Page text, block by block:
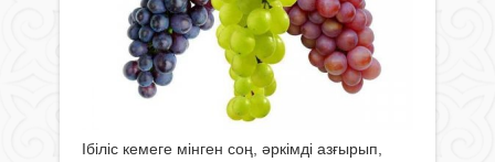
Ібіліс кемеге мінген соң, әркімді азғырып,